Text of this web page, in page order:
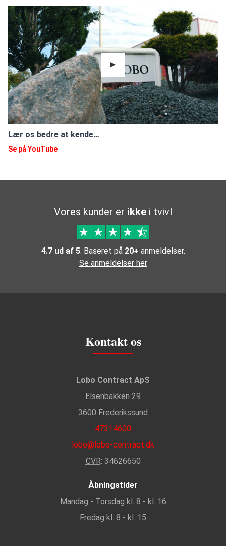
Lær os bedre at kende…
Se på YouTube
Vores kunder er ikke i tvivl
4.7 ud af 5. Baseret på 20+ anmeldelser.
Se anmeldelser her
Kontakt os
Lobo Contract ApS
Elsenbakken 29
3600 Frederikssund
47314600
lobo@lobo-contract.dk
CVR: 34626650
Åbningstider
Mandag - Torsdag kl. 8 - kl. 16
Fredag kl. 8 - kl. 15